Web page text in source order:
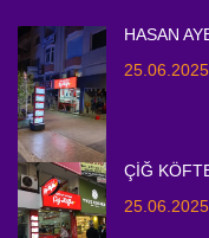
HASAN
25.06.2025
ÇİĞ
25.06.2025